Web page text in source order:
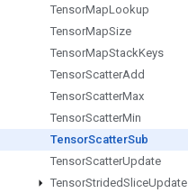
TensorMapLookup
TensorMapSize
TensorMapStackKeys
TensorScatterAdd
TensorScatterMax
TensorScatterMin
TensorScatterSub
TensorScatterUpdate
TensorStridedSliceUpdate